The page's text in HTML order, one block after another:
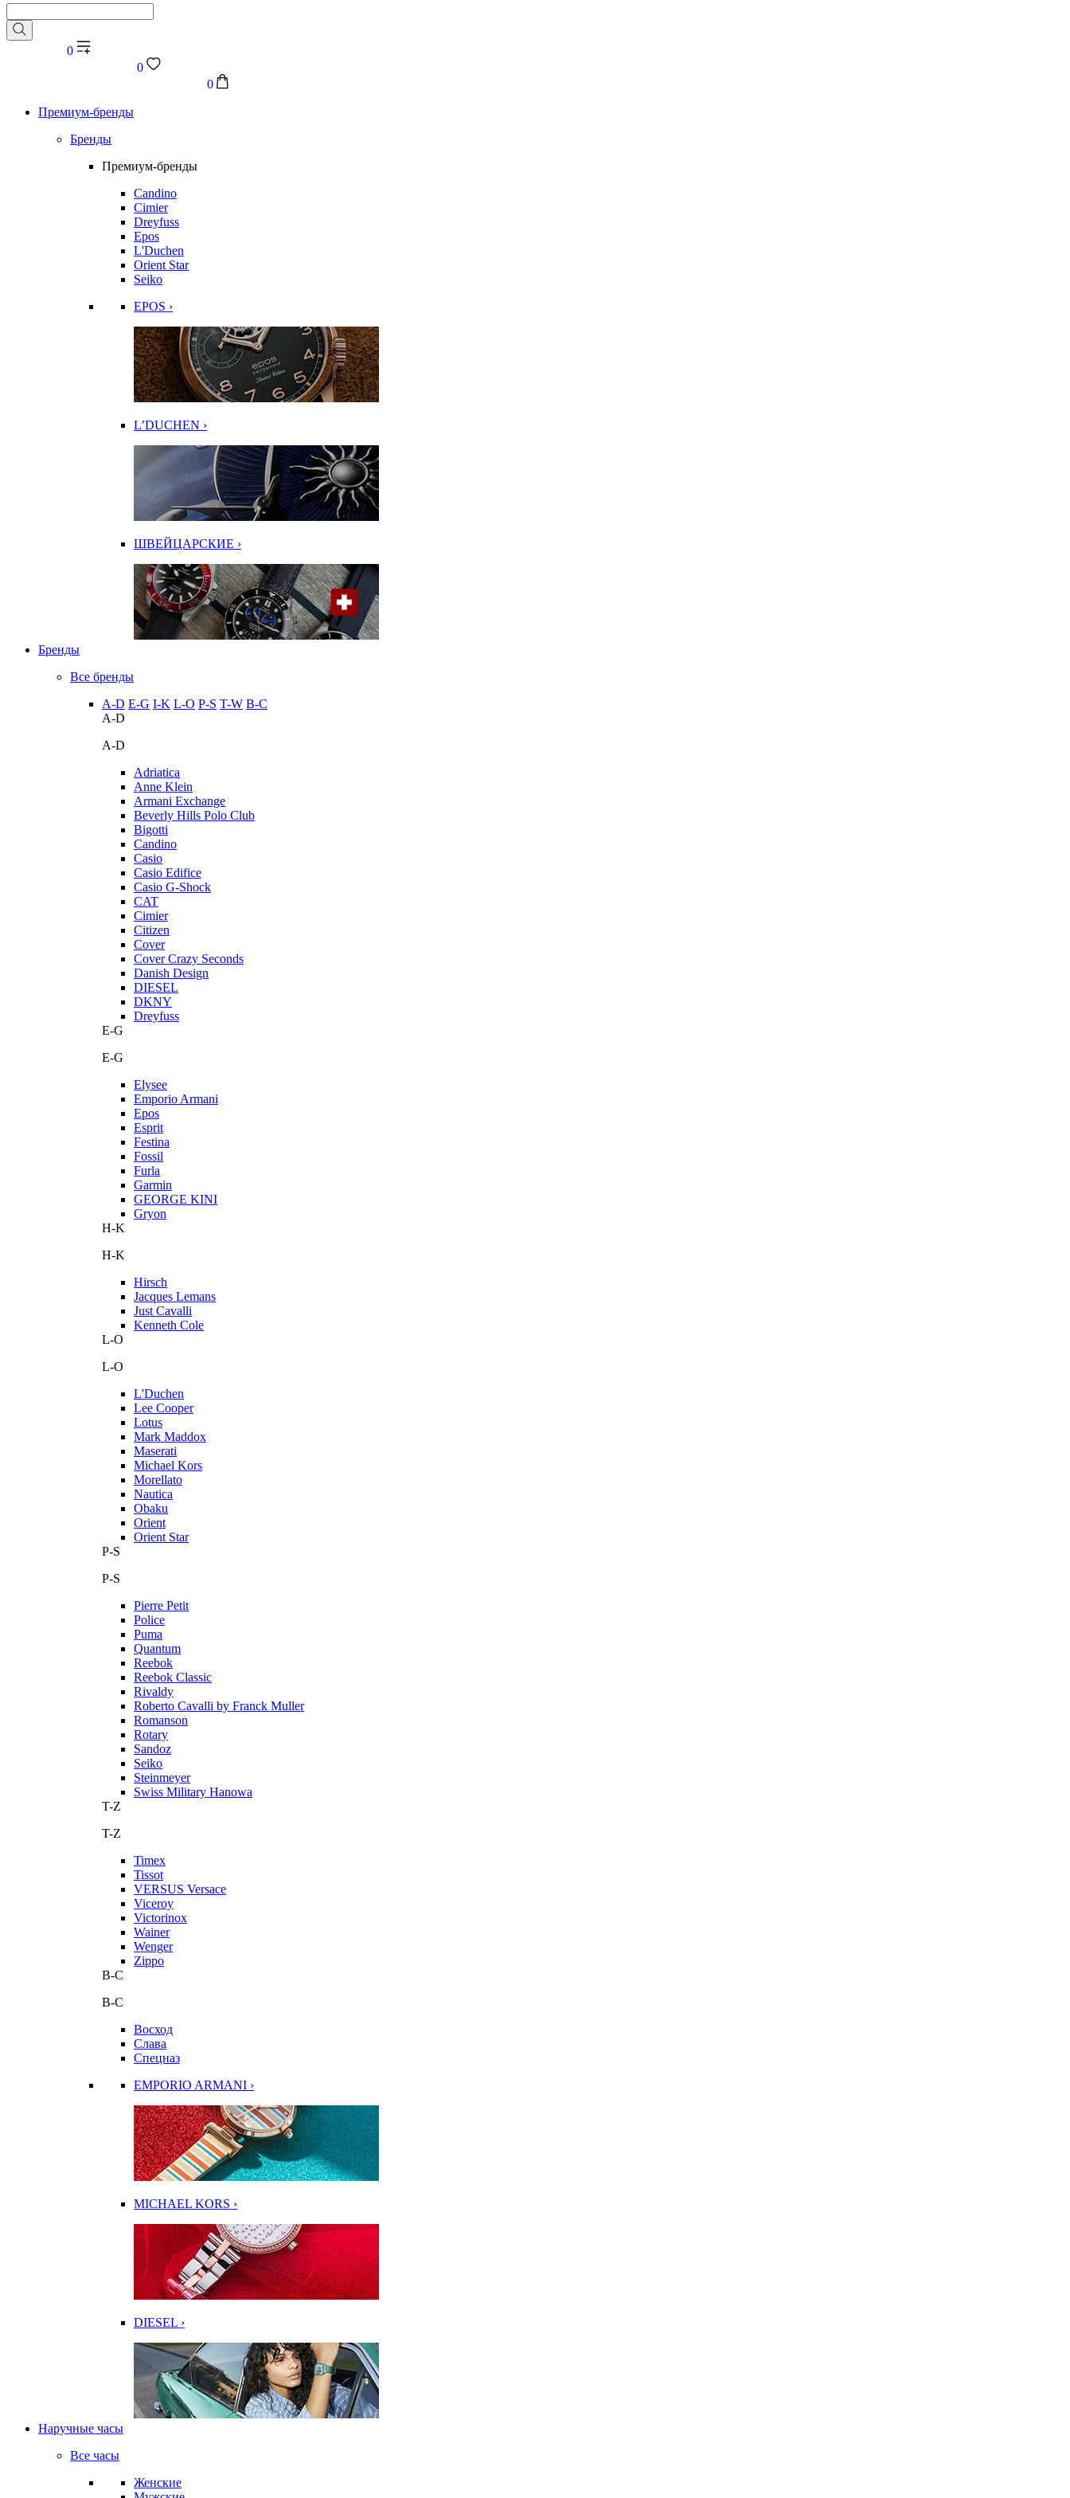
0
0
0
Премиум-бренды
Бренды
Премиум-бренды
Candino
Cimier
Dreyfuss
Epos
L'Duchen
Orient Star
Seiko
EPOS ›
L’DUCHEN ›
ШВЕЙЦАРСКИЕ ›
Бренды
Все бренды
A-D E-G I-K L-O P-S T-W В-С
A-D
A-D
Adriatica
Anne Klein
Armani Exchange
Beverly Hills Polo Club
Bigotti
Candino
Casio
Casio Edifice
Casio G-Shock
CAT
Cimier
Citizen
Cover
Cover Crazy Seconds
Danish Design
DIESEL
DKNY
Dreyfuss
E-G
E-G
Elysee
Emporio Armani
Epos
Esprit
Festina
Fossil
Furla
Garmin
GEORGE KINI
Gryon
H-K
H-K
Hirsch
Jacques Lemans
Just Cavalli
Kenneth Cole
L-O
L-O
L'Duchen
Lee Cooper
Lotus
Mark Maddox
Maserati
Michael Kors
Morellato
Nautica
Obaku
Orient
Orient Star
P-S
P-S
Pierre Petit
Police
Puma
Quantum
Reebok
Reebok Classic
Rivaldy
Roberto Cavalli by Franck Muller
Romanson
Rotary
Sandoz
Seiko
Steinmeyer
Swiss Military Hanowa
T-Z
T-Z
Timex
Tissot
VERSUS Versace
Viceroy
Victorinox
Wainer
Wenger
Zippo
В-С
В-С
Восход
Слава
Спецназ
EMPORIO ARMANI ›
MICHAEL KORS ›
DIESEL ›
Наручные часы
Все часы
Женские